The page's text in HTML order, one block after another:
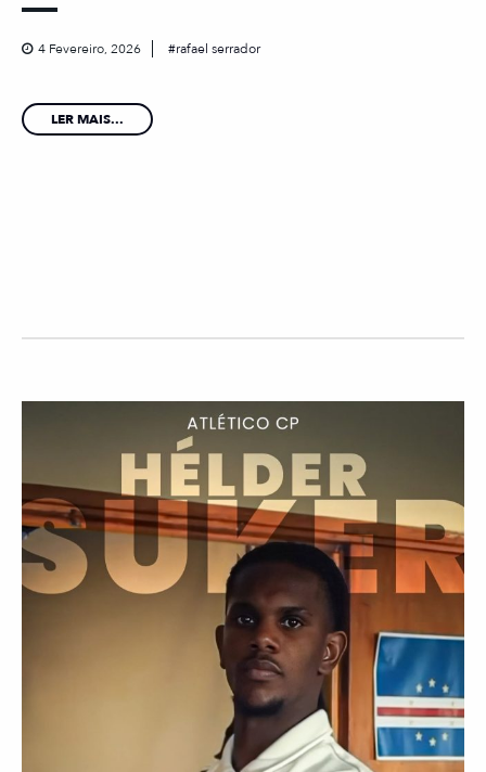
4 Fevereiro, 2026 rafael serrador
LER MAIS...